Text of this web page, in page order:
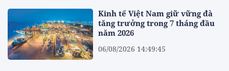
Kinh tế Việt Nam giữ vững đà
tăng trưởng trong 7 tháng đầu
năm 2026
06/08/2026 14:49:45